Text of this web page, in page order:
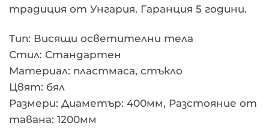
традиция от Унгария. Гаранция 5 години.
Тип: Висящи осветителни тела
Стил: Стандартен
Материал: пластмаса, стъкло
Цвят: бял
Размери: Диаметър: 400мм, Разстояние от
тавана: 1200мм